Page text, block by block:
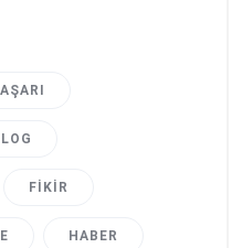
FIKIR
HABER